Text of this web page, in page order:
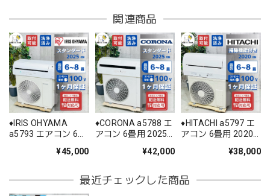
関連商品
♦️IRIS OHYAMA
a5793 エアコン 6畳
¥45,000
♦️CORONA a5788 エ
アコン 6畳用 2025
¥42,000
♦️HITACHI a5797 エ
アコン 6畳用 2020
¥38,000
最近チェックした商品